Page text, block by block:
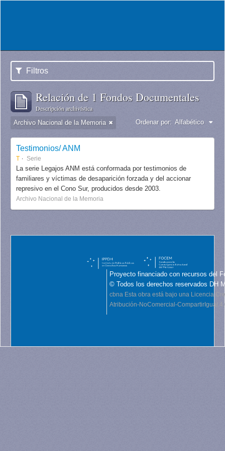
Filtros
Relación de 1 Fondos Documentales
Descripción archivística
Archivo Nacional de la Memoria Ordenar por: Alfabético
Testimonios/ ANM
T Serie
La serie Legajos ANM está conformada por testimonios de
familiares y víctimas de desaparición forzada y del accionar
represivo en el Cono Sur, producidos desde 2003.
Archivo Nacional de la Memoria
Proyecto financiado con recursos del
© Todos los derechos reservados DH
cbna Esta obra está bajo una Licencia
Atribución-NoComercial-CompartirIgual